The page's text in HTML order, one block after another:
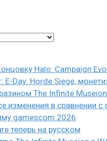
Halo: Campaign
E-Day: Horde Siege,
The Infinite
изменения в сравнении
gamescom 2026
теперь на русском